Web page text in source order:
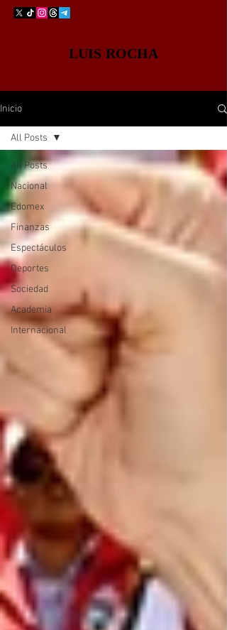
LUIS ROCHA
Inicio
All Posts
Nacional
Edomex
Finanzas
Espectáculos
Deportes
Sociedad
Academia
Internacional
All Posts